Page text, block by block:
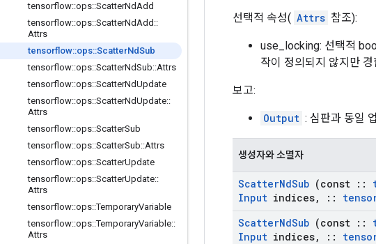
tensorflow::ops::ScatterNdAdd
tensorflow::ops::ScatterNdAdd ::
Attrs
tensorflow::ops::ScatterNdSub
tensorflow::ops::ScatterNdSub::Attrs
tensorflow::ops::ScatterNdUpdate
tensorflow::ops::ScatterNdUpdate::
Attrs
tensorflow::ops::ScatterSub
tensorflow::ops::ScatterSub::Attrs
tensorflow::ops::ScatterUpdate
tensorflow::ops::ScatterUpdate::
Attrs
tensorflow::ops::TemporaryVariable
tensorflow::ops::TemporaryVariable::
Attrs
선택적 속성( Attrs 참조):
use_locking: 선택적
작이 정의되지 않지만
보고:
Output : 심판과 동일
생성자와 소멸자
ScatterNdSub (const ::
Input indices, ::
ScatterNdSub (const ::
Input indices, ::